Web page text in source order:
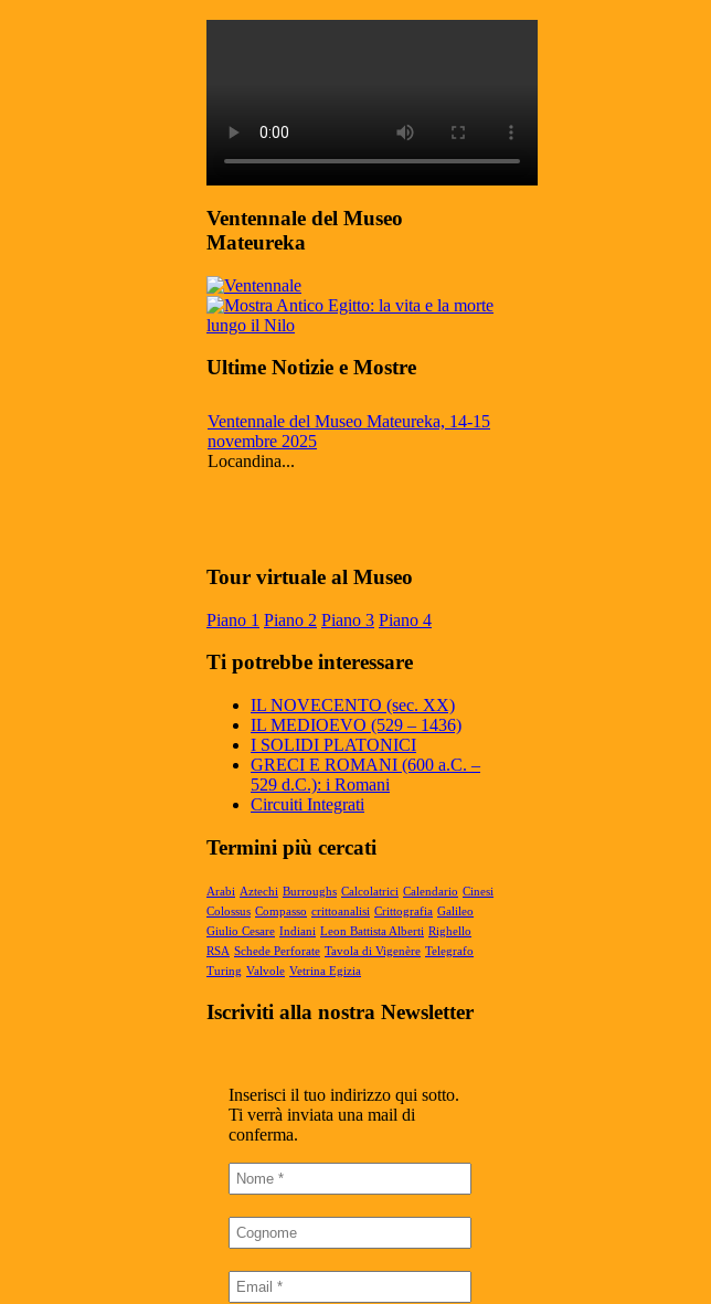
Ventennale del Museo
Mateureka
Ultime Notizie e Mostre
Ventennale del Museo Mateureka, 14-15
novembre 2025
Locandina...
riconosciuto fra i cinque più autorevoli in
Europa
dalla rivista UMI (Unione Matematici
Articolo RiminiIn
Articolo Geronimo maggio 2025
Articolo Geronimo, maggio 2025...
Tour virtuale al Museo
Piano 1 Piano 2 Piano 3 Piano 4
Ti potrebbe interessare
IL NOVECENTO (sec. XX)
IL MEDIOEVO (529 – 1436)
I SOLIDI PLATONICI
GRECI E ROMANI (600 a.C. –
529 d.C.): i Romani
Circuiti Integrati
Termini più cercati
Arabi Aztechi Burroughs Calcolatrici Calendario Cinesi
Colossus Compasso crittoanalisi Crittografia Galileo
Giulio Cesare Indiani Leon Battista Alberti Righello
RSA Schede Perforate Tavola di Vigenère Telegrafo
Turing Valvole Vetrina Egizia
Iscriviti alla nostra Newsletter
Inserisci il tuo indirizzo qui sotto.
Ti verrà inviata una mail di
conferma.